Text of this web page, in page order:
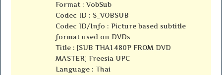
Format : VobSub
Codec ID : S_VOBSUB
Codec ID/Info : Picture based subtitle
format used on DVDs
Title : [SUB THAI 480P FROM DVD
MASTER] Freesia UPC
Language : Thai